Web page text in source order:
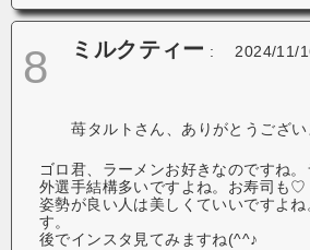
8 ミルクティー : 2024/11/
苺タルトさん、ありがとうござい
ゴロ君、ラーメンお好きなのですね
外選手結構多いですよね。お寿司も♡
姿勢が良い人は美しくていいですよね
す。
後でインスタ見てみますね(^^♪